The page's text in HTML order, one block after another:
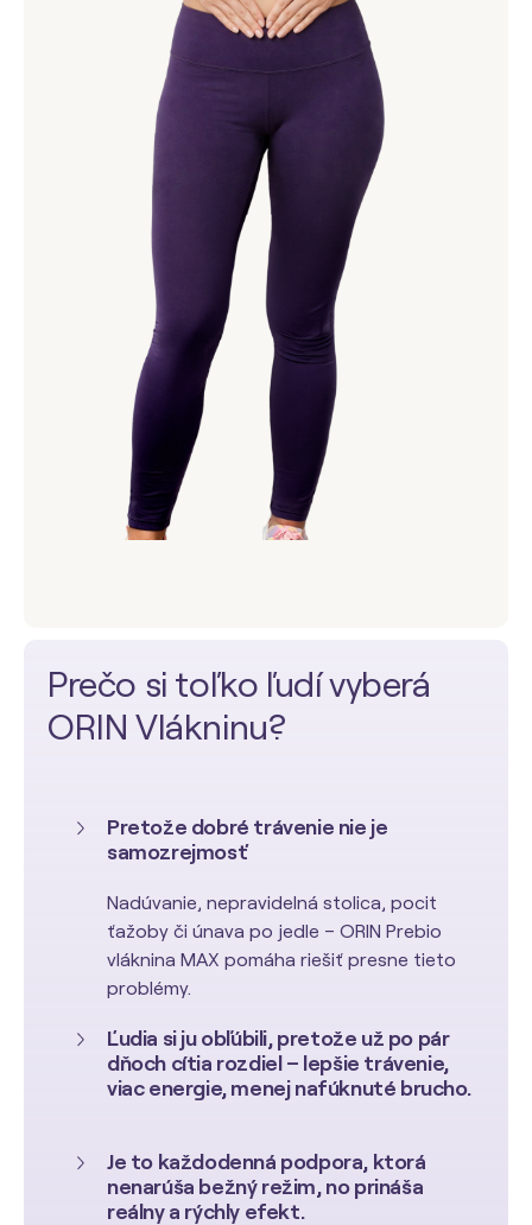
Prečo si toľko ľudí vyberá
ORIN Vlákninu?
Pretože dobré trávenie nie je
samozrejmosť
Nadúvanie, nepravidelná stolica, pocit
ťažoby či únava po jedle – ORIN Prebio
vláknina MAX pomáha riešiť presne tieto
problémy.
Ľudia si ju obľúbili, pretože už po pár
dňoch cítia rozdiel – lepšie trávenie,
viac energie, menej nafúknuté brucho.
Je to každodenná podpora, ktorá
nenarúša bežný režim, no prináša
reálny a rýchly efekt.